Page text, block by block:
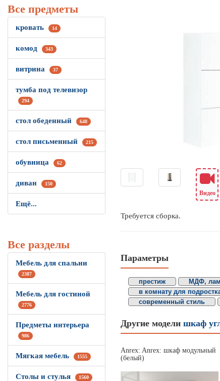
Все предметы
кровать 14
комод 343
витрина 37
тумба под телевизор
294
стол обеденный 648
стол письменный 215
обувница 62
диван 150
Ещё...
Все разделы
Мебель для спальни
2387
Мебель для гостиной
2776
Предметы интерьера
986
Мягкая мебель 1555
Столы и стулья 1560
Видео
Требуется сборка.
Параметры
престиж МДФ,
в комнату для
современный стиль
Другие модели шкаф
Anrex: Anrex: шкаф модульный
(белый)